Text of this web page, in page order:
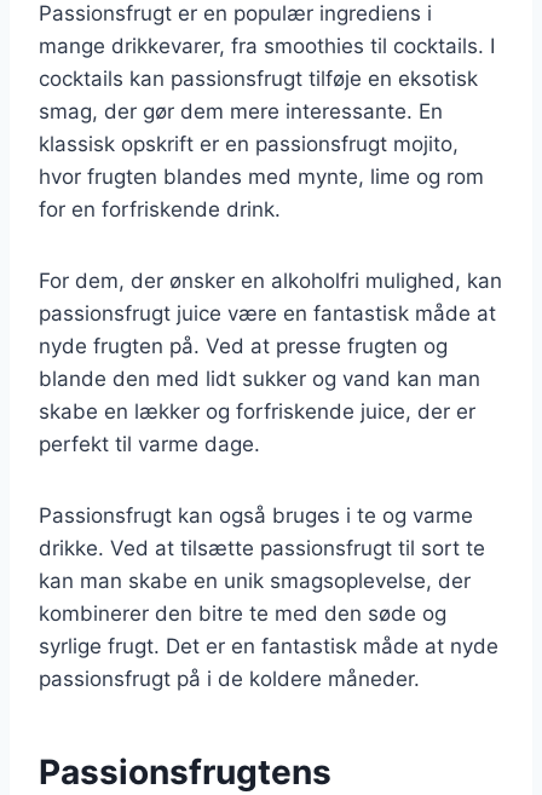
Passionsfrugt er en populær ingrediens i
mange drikkevarer, fra smoothies til cocktails. I
cocktails kan passionsfrugt tilføje en eksotisk
smag, der gør dem mere interessante. En
klassisk opskrift er en passionsfrugt mojito,
hvor frugten blandes med mynte, lime og rom
for en forfriskende drink.
For dem, der ønsker en alkoholfri mulighed, kan
passionsfrugt juice være en fantastisk måde at
nyde frugten på. Ved at presse frugten og
blande den med lidt sukker og vand kan man
skabe en lækker og forfriskende juice, der er
perfekt til varme dage.
Passionsfrugt kan også bruges i te og varme
drikke. Ved at tilsætte passionsfrugt til sort te
kan man skabe en unik smagsoplevelse, der
kombinerer den bitre te med den søde og
syrlige frugt. Det er en fantastisk måde at nyde
passionsfrugt på i de koldere måneder.
Passionsfrugtens